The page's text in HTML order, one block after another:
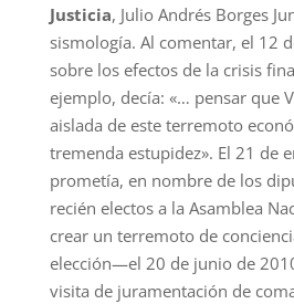
Justicia, Julio Andrés Borges
sismología. Al comentar, el 12
sobre los efectos de la crisis
ejemplo, decía: «… pensar que
aislada de este terremoto
tremenda estupidez». El 21 de
prometía, en nombre de los
recién electos a la Asamblea
crear un terremoto de
elección—el 20 de junio de
visita de juramentación de